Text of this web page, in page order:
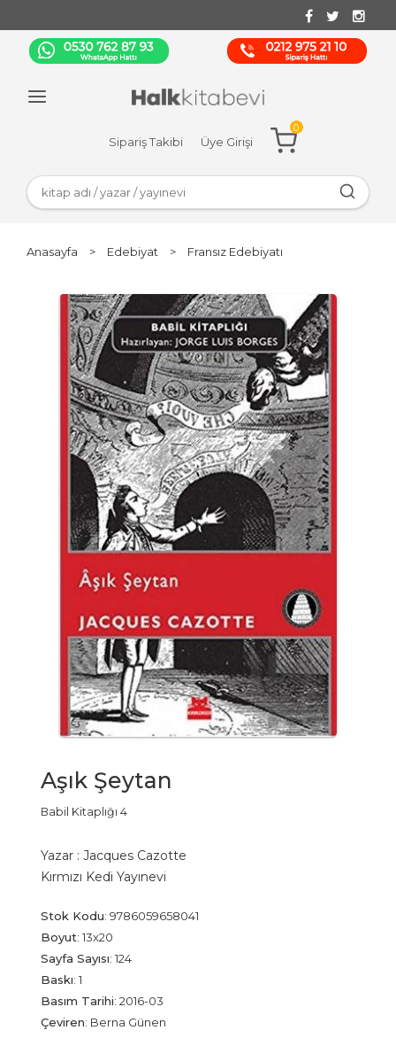
Sipariş Takibi Üye Girişi
0
Anasayfa > Edebiyat > Fransız Edebiyatı
Aşık Şeytan
Babil Kitaplığı 4
Yazar : Jacques Cazotte
Kırmızı Kedi Yayınevi
Stok Kodu: 9786059658041
Boyut: 13x20
Sayfa Sayısı: 124
Baskı: 1
Basım Tarihi: 2016-03
Çeviren: Berna Günen